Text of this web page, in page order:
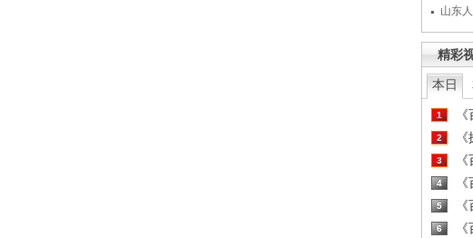
山东
精彩
本日
1
2
3
4
5
6